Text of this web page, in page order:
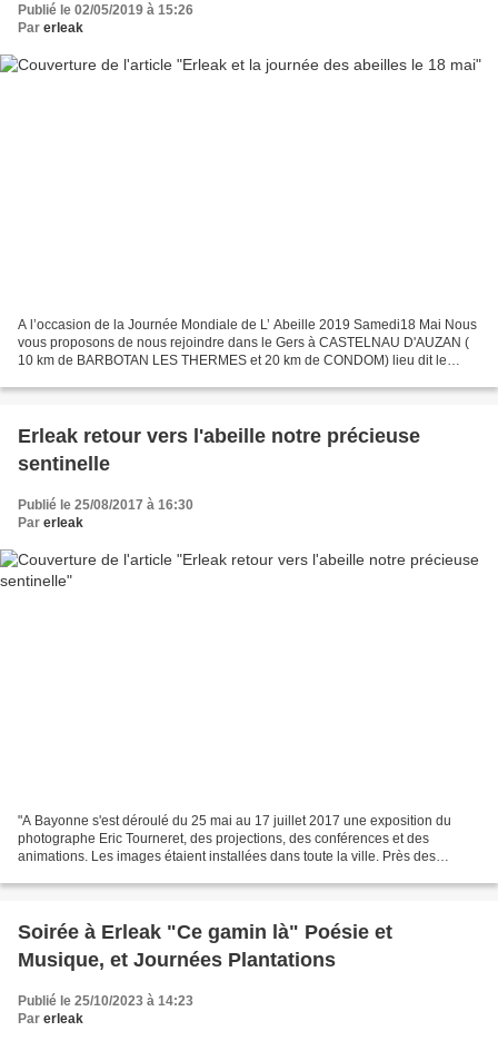
Publié le 02/05/2019 à 15:26
Par erleak
A l’occasion de la Journée Mondiale de L’ Abeille 2019 Samedi18 Mai Nous
vous proposons de nous rejoindre dans le Gers à CASTELNAU D'AUZAN (
10 km de BARBOTAN LES THERMES et 20 km de CONDOM) lieu dit le
Erleak retour vers l'abeille notre précieuse
sentinelle
Publié le 25/08/2017 à 16:30
Par erleak
"A Bayonne s'est déroulé du 25 mai au 17 juillet 2017 une exposition du
photographe Eric Tourneret, des projections, des conférences et des
animations. Les images étaient installées dans toute la ville. Près des
Soirée à Erleak "Ce gamin là" Poésie et
Musique, et Journées Plantations
Publié le 25/10/2023 à 14:23
Par erleak